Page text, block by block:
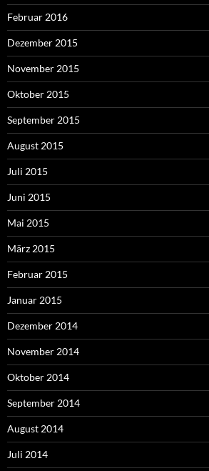
Februar 2016
Dezember 2015
November 2015
Oktober 2015
September 2015
August 2015
Juli 2015
Juni 2015
Mai 2015
März 2015
Februar 2015
Januar 2015
Dezember 2014
November 2014
Oktober 2014
September 2014
August 2014
Juli 2014